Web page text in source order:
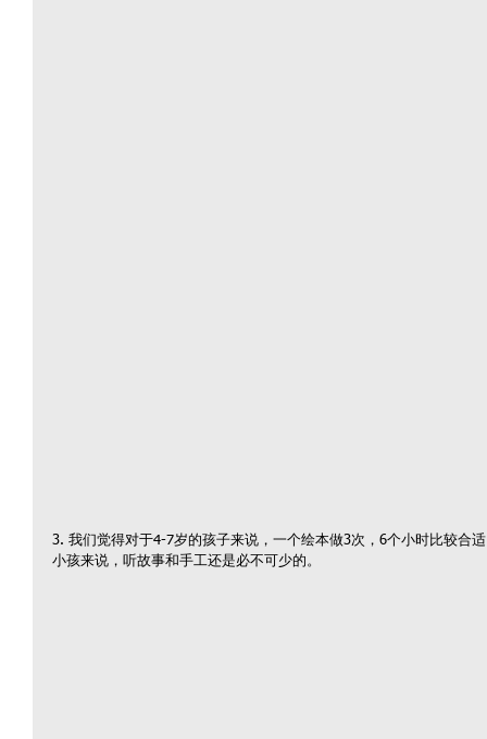
3. 我们觉得对于4-7岁的孩子来说，一个绘本做3次，6个小时比较合
小孩来说，听故事和手工还是必不可少的。